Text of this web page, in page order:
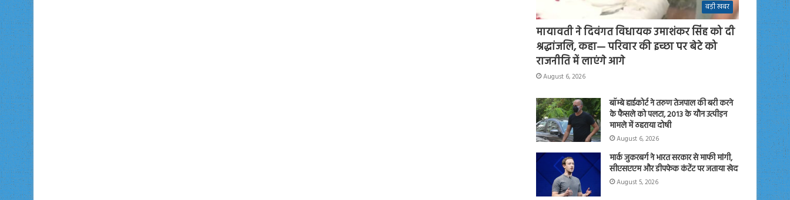
बड़ी खबर
मायावती ने दिवंगत विधायक उमाशंकर सिंह को दी
श्रद्धांजलि, कहा— परिवार की इच्छा पर बेटे को
राजनीति में लाएंगे आगे
August 6, 2026
बॉम्बे हाईकोर्ट ने तरुण तेजपाल की बरी करने
के फैसले को पलटा, 2013 के यौन उत्पीड़न
मामले में ठहराया दोषी
August 6, 2026
मार्क जुकरबर्ग ने भारत सरकार से माफी मांगी,
सीएसएएम और डीपफेक कंटेंट पर जताया खेद
August 5, 2026